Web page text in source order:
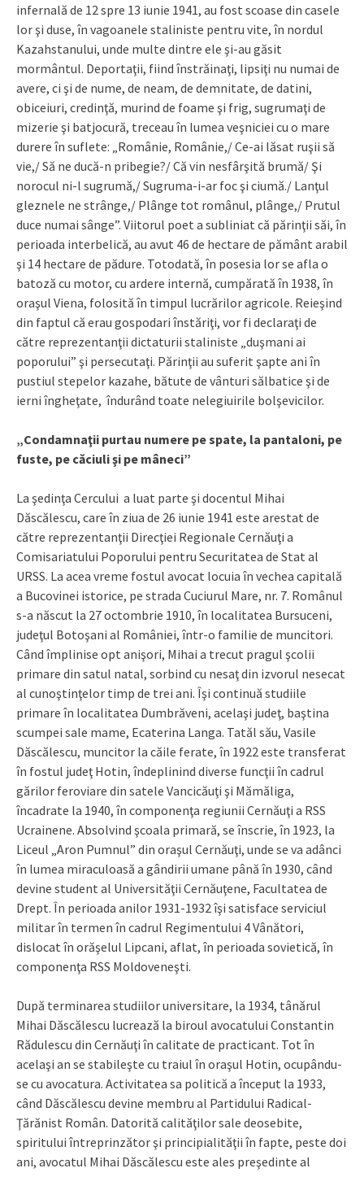
infernală de 12 spre 13 iunie 1941, au fost scoase din casele
lor şi duse, în vagoanele staliniste pentru vite, în nordul
Kazahstanului, unde multe dintre ele şi-au găsit
mormântul. Deportaţii, fiind înstrăinaţi, lipsiţi nu numai de
avere, ci şi de nume, de neam, de demnitate, de datini,
obiceiuri, credinţă, murind de foame şi frig, sugrumaţi de
mizerie şi batjocură, treceau în lumea veşniciei cu o mare
durere în suflete: „Românie, Românie,/ Ce-ai lăsat ruşii să
vie,/ Să ne ducă-n pribegie?/ Că vin nesfârşită brumă/ Şi
norocul ni-l sugrumă,/ Sugruma-i-ar foc şi ciumă./ Lanţul
gleznele ne strânge,/ Plânge tot românul, plânge,/ Prutul
duce numai sânge”. Viitorul poet a subliniat că părinţii săi, în
perioada interbelică, au avut 46 de hectare de pământ arabil
şi 14 hectare de pădure. Totodată, în posesia lor se afla o
batoză cu motor, cu ardere internă, cumpărată în 1938, în
oraşul Viena, folosită în timpul lucrărilor agricole. Reieşind
din faptul că erau gospodari înstăriţi, vor fi declaraţi de
către reprezentanţii dictaturii staliniste „duşmani ai
poporului” şi persecutaţi. Părinţii au suferit şapte ani în
pustiul stepelor kazahe, bătute de vânturi sălbatice şi de
ierni îngheţate, îndurând toate nelegiuirile bolşevicilor.
„Condamnaţii purtau numere pe spate, la pantaloni, pe
fuste, pe căciuli şi pe mâneci”
La şedinţa Cercului a luat parte şi docentul Mihai
Dăscălescu, care în ziua de 26 iunie 1941 este arestat de
către reprezentanţii Direcţiei Regionale Cernăuţi a
Comisariatului Poporului pentru Securitatea de Stat al
URSS. La acea vreme fostul avocat locuia în vechea capitală
a Bucovinei istorice, pe strada Cuciurul Mare, nr. 7. Românul
s-a născut la 27 octombrie 1910, în localitatea Bursuceni,
judeţul Botoşani al României, într-o familie de muncitori.
Când împlinise opt anişori, Mihai a trecut pragul şcolii
primare din satul natal, sorbind cu nesaţ din izvorul nesecat
al cunoştinţelor timp de trei ani. Îşi continuă studiile
primare în localitatea Dumbrăveni, acelaşi judeţ, baştina
scumpei sale mame, Ecaterina Langa. Tatăl său, Vasile
Dăscălescu, muncitor la căile ferate, în 1922 este transferat
în fostul judeţ Hotin, îndeplinind diverse funcţii în cadrul
gărilor feroviare din satele Vancicăuţi şi Mămăliga,
încadrate la 1940, în componenţa regiunii Cernăuţi a RSS
Ucrainene. Absolvind şcoala primară, se înscrie, în 1923, la
Liceul „Aron Pumnul” din oraşul Cernăuţi, unde se va adânci
în lumea miraculoasă a gândirii umane până în 1930, când
devine student al Universităţii Cernăuţene, Facultatea de
Drept. În perioada anilor 1931-1932 îşi satisface serviciul
militar în termen în cadrul Regimentului 4 Vânători,
dislocat în orăşelul Lipcani, aflat, în perioada sovietică, în
componenţa RSS Moldoveneşti.
După terminarea studiilor universitare, la 1934, tânărul
Mihai Dăscălescu lucrează la biroul avocatului Constantin
Rădulescu din Cernăuţi în calitate de practicant. Tot în
acelaşi an se stabileşte cu traiul în oraşul Hotin, ocupându-
se cu avocatura. Activitatea sa politică a început la 1933,
când Dăscălescu devine membru al Partidului Radical-
Ţărănist Român. Datorită calităţilor sale deosebite,
spiritului întreprinzător şi principialităţii în fapte, peste doi
ani, avocatul Mihai Dăscălescu este ales preşedinte al